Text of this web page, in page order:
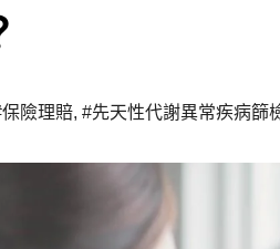
險理賠, #先天性代謝異常疾病篩